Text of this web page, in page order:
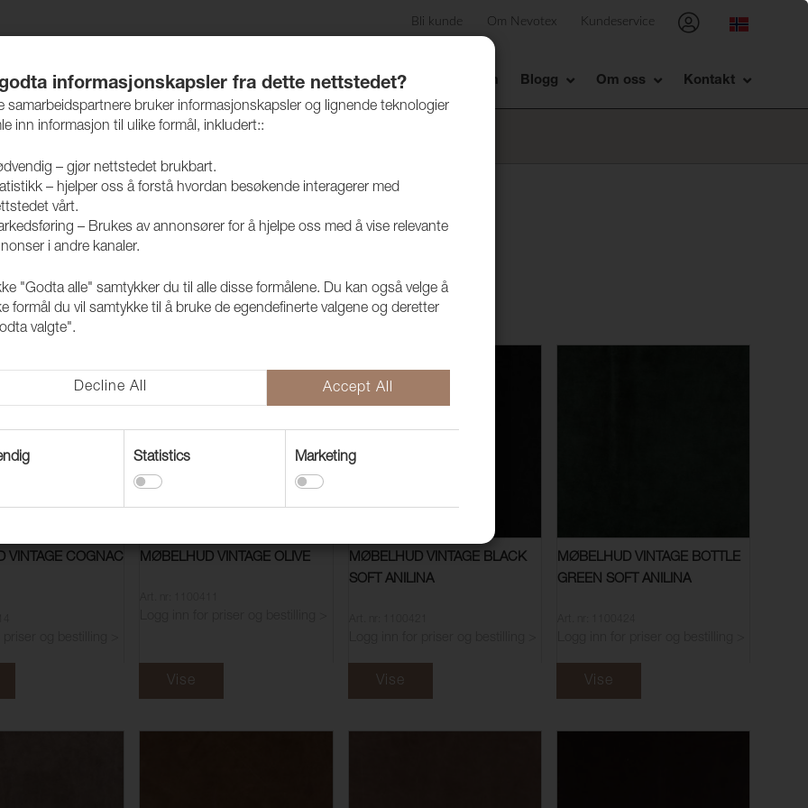
Bli kunde Om Nevotex Kundeservice
Produkter Vedlikehold Bærekraft Case Showrom Blogg Om oss Kontakt
VINTAGE COGNAC
MØBELHUD VINTAGE OLIVE
Vise
MØBELHUD VINTAGE BLACK
SOFT ANILINA
Vise
MØBELHUD VINTAGE BOTTLE
GREEN SOFT ANILINA
Vise
informasjonskapsler fra dette nettstedet?
samarbeidspartnere bruker informasjonskapsler og lignende teknologier
inn informasjon til ulike formål, inkludert::
– gjør nettstedet brukbart.
– hjelper oss å forstå hvordan besøkende interagerer med
vårt.
– Brukes av annonsører for å hjelpe oss med å vise relevante
i andre kanaler.
"Godta alle" samtykker du til alle disse formålene. Du kan også velge å
formål du vil samtykke til å bruke de egendefinerte valgene og deretter
valgte".
Decline All Accept All
Statistics Marketing